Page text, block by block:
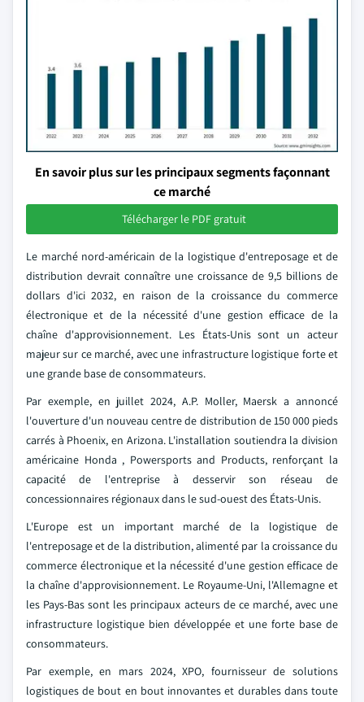
En savoir plus sur les principaux segments façonnant
ce marché
Télécharger le PDF gratuit
Le marché nord-américain de la logistique d'entreposage et de
distribution devrait connaître une croissance de 9,5 billions de
dollars d'ici 2032, en raison de la croissance du commerce
électronique et de la nécessité d'une gestion efficace de la
chaîne d'approvisionnement. Les États-Unis sont un acteur
majeur sur ce marché, avec une infrastructure logistique forte et
une grande base de consommateurs.
Par exemple, en juillet 2024, A.P. Moller, Maersk a annoncé
l'ouverture d'un nouveau centre de distribution de 150 000 pieds
carrés à Phoenix, en Arizona. L'installation soutiendra la division
américaine Honda , Powersports and Products, renforçant la
capacité de l'entreprise à desservir son réseau de
concessionnaires régionaux dans le sud-ouest des États-Unis.
L'Europe est un important marché de la logistique de
l'entreposage et de la distribution, alimenté par la croissance du
commerce électronique et la nécessité d'une gestion efficace de
la chaîne d'approvisionnement. Le Royaume-Uni, l'Allemagne et
les Pays-Bas sont les principaux acteurs de ce marché, avec une
infrastructure logistique bien développée et une forte base de
consommateurs.
Par exemple, en mars 2024, XPO, fournisseur de solutions
logistiques de bout en bout innovantes et durables dans toute